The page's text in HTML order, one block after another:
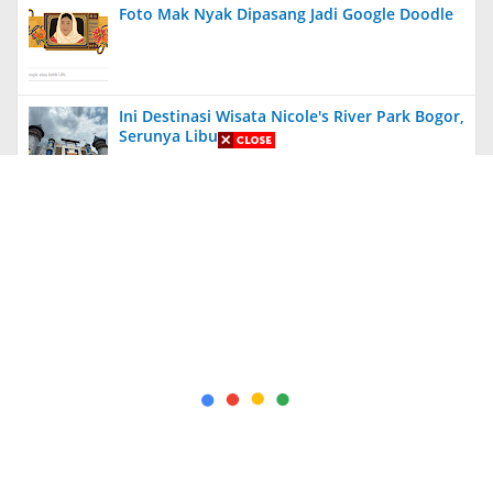
Foto Mak Nyak Dipasang Jadi Google Doodle
Ini Destinasi Wisata Nicole's River Park Bogor,
Serunya Liburan